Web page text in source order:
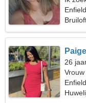
reis
Paige
26